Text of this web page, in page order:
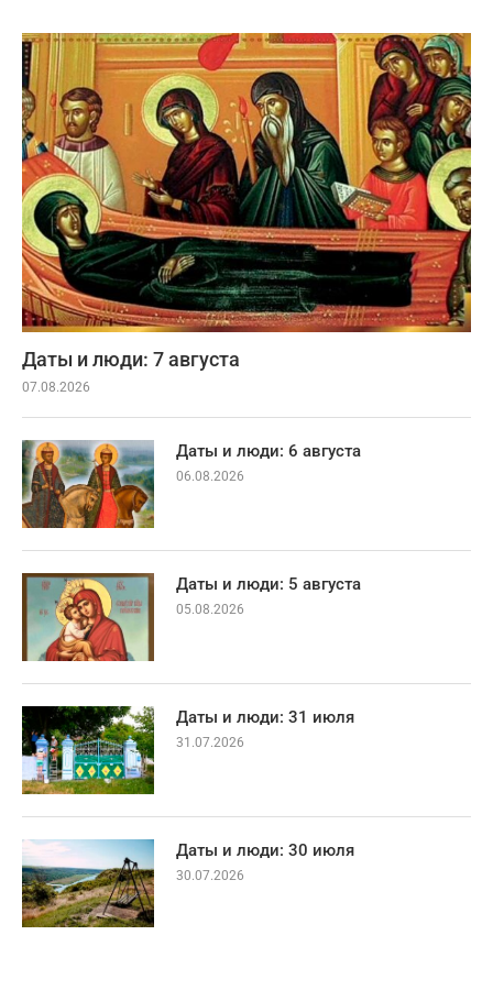
Даты и люди: 7 августа
07.08.2026
Даты и люди: 6 августа
06.08.2026
Даты и люди: 5 августа
05.08.2026
Даты и люди: 31 июля
31.07.2026
Даты и люди: 30 июля
30.07.2026